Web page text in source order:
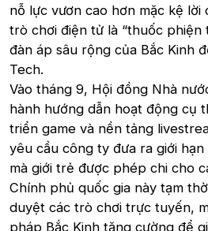
nỗ lực vươn cao hơn mặc kệ lời
trò chơi điện tử là “thuốc phiện
đàn áp sâu rộng của Bắc Kinh
Tech.
Vào tháng 9, Hội đồng Nhà
hành hướng dẫn hoạt động cụ
triển game và nền tảng
yêu cầu công ty đưa ra giới
mà giới trẻ được phép chi cho
Chính phủ quốc gia này tạm
duyệt các trò chơi trực tuyến,
pháp Bắc Kinh tăng cường để